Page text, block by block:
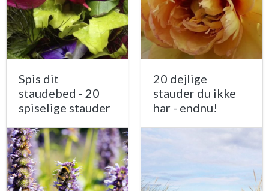
Spis dit
staudebed - 20
spiselige stauder
20 dejlige
stauder du ikke
har - endnu!